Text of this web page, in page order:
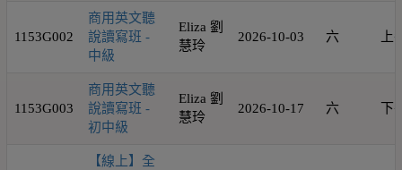
1153G002
商用英文聽
說讀寫班 -
中級
Eliza 劉
慧玲
2026-10-03 六 上
1153G003
商用英文聽
說讀寫班 -
初中級
Eliza 劉
慧玲
2026-10-17 六 下
【線上】全